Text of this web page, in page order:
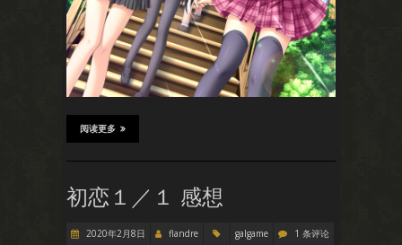
阅读更多
初恋１／１ 感想
2020年2月8日 flandre galgame
1 条评论